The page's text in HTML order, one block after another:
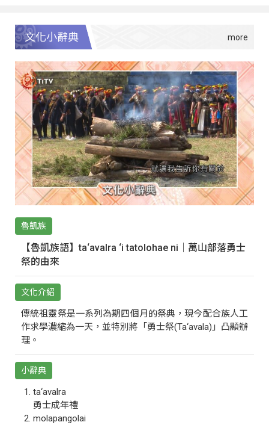
文化小辭典
魯凱族
【魯凱族語】ta‘avalra ‘i tatolohae ni｜萬山部落勇士
祭的由來
文化介紹
傳統祖靈祭是一系列為期四個月的祭典，現今配合族人工
作求學濃縮為一天，並特別將「勇士祭(Ta‘avala)」凸顯辦
理。
小辭典
ta‘avalra
勇士成年禮
molapangolai